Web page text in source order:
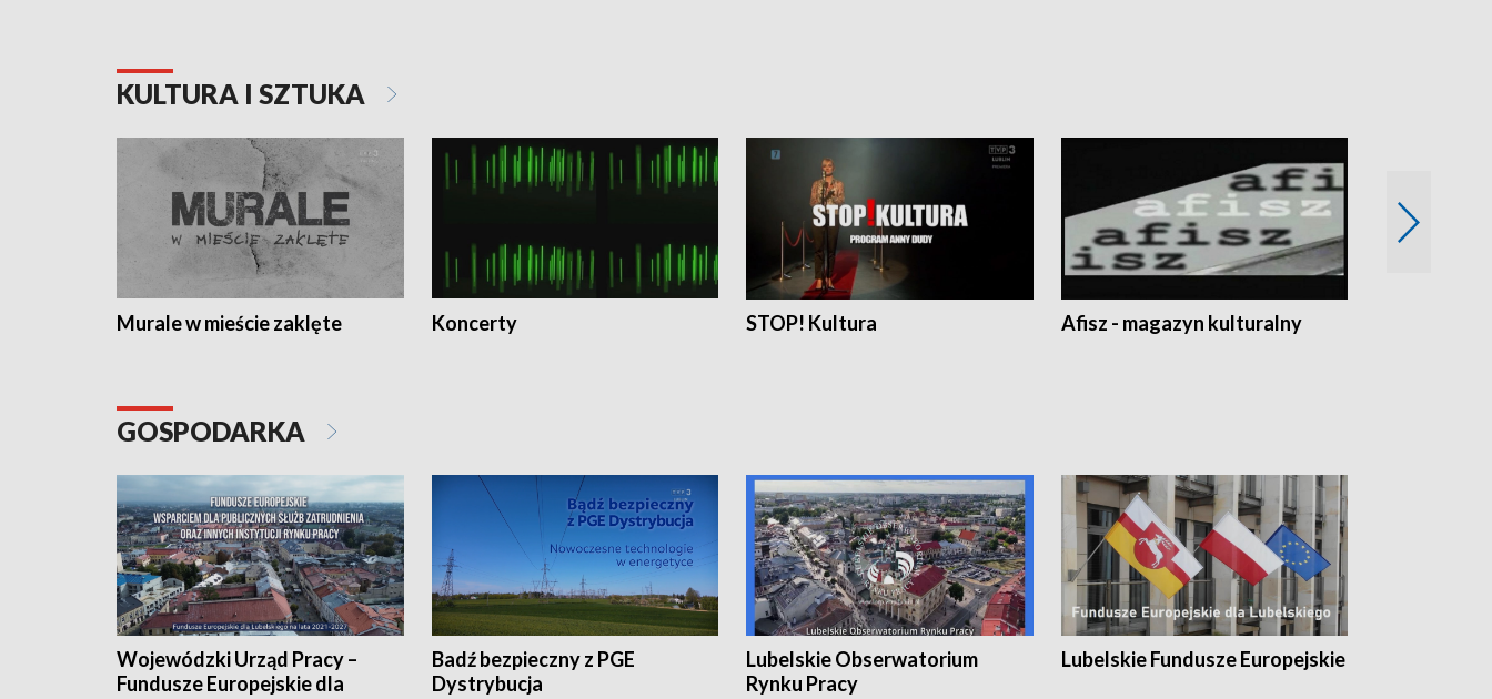
KULTURA I SZTUKA
Murale w mieście zaklęte Koncerty STOP! Kultura Afisz - magazyn kulturalny
GOSPODARKA
Wojewódzki Urząd Pracy –
Fundusze Europejskie dla
Badź bezpieczny z PGE
Dystrybucja
Lubelskie Obserwatorium
Rynku Pracy
Lubelskie Fundusze Europejskie